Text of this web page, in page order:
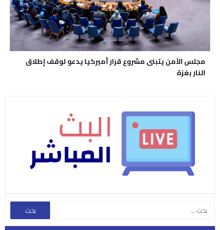
مجلس الأمن يتبنى مشروع قرار أميركيا يدعو لوقف إطلاق
النار بغزة